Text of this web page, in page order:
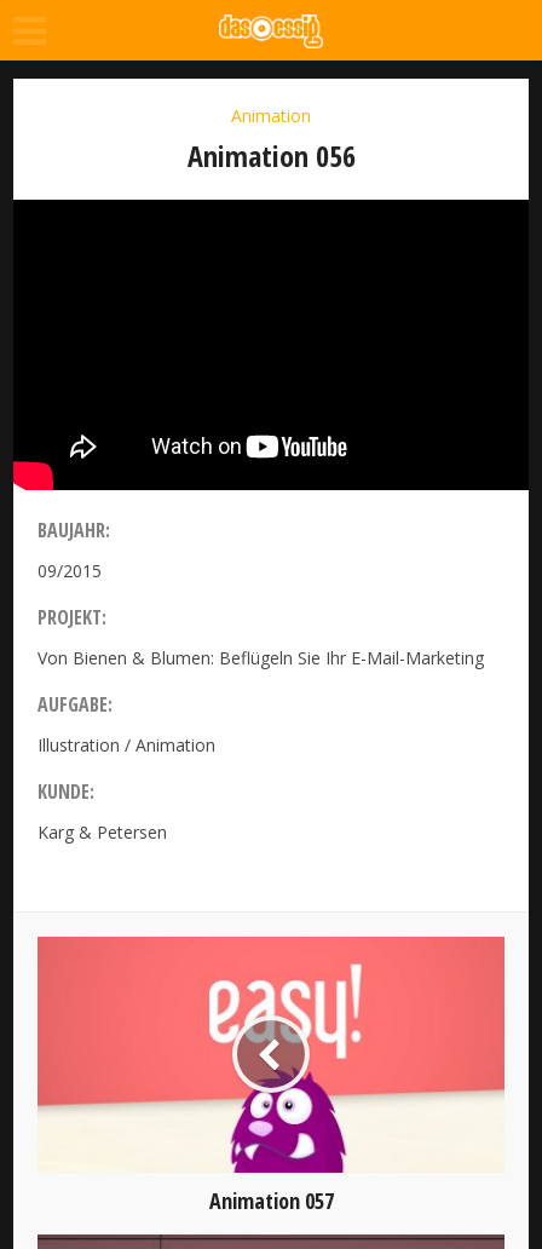
Animation
Animation 056
BAUJAHR:
09/2015
PROJEKT:
Von Bienen & Blumen: Beflügeln Sie Ihr E-Mail-Marketing
AUFGABE:
Illustration / Animation
KUNDE:
Karg & Petersen
Animation 057